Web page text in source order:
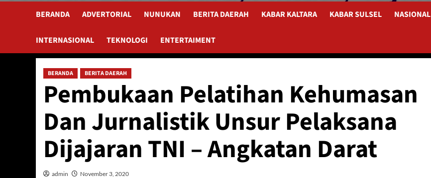
BERANDA ADVERTORIAL NUNUKAN BERITA DAERAH KABAR KALTARA KABAR SULSEL NASIONAL
INTERNASIONAL TEKNOLOGI ENTERTAIMENT
BERANDA BERITA DAERAH
Pembukaan Pelatihan Kehumasan
Dan Jurnalistik Unsur Pelaksana
Dijajaran TNI – Angkatan Darat
admin November 3, 2020